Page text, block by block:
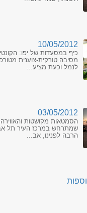
10/05/2012
כיף במסעדות של יפו:
מסיבה טורקית-צוענית
לנמל וכעת מציע...
03/05/2012
הסמטאות מקושטות
שמתרחש במרכז העיר תל
הרבה לפנינו, אב...